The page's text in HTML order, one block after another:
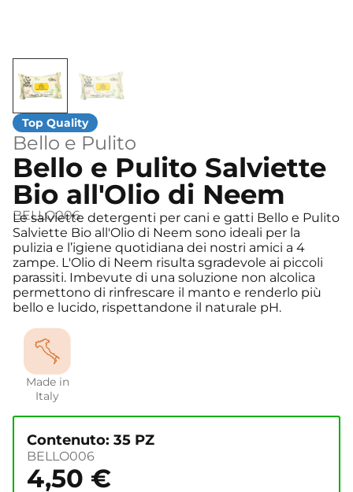
Bello e Pulito
Bello e Pulito Salviette
Bio all'Olio di Neem
BELLO006
Le salviette detergenti per cani e gatti Bello e Pulito
Salviette Bio all'Olio di Neem sono ideali per la
pulizia e l’igiene quotidiana dei nostri amici a 4
zampe. L'Olio di Neem risulta sgradevole ai piccoli
parassiti. Imbevute di una soluzione non alcolica
permettono di rinfrescare il manto e renderlo più
bello e lucido, rispettandone il naturale pH.
Made in
Italy
Contenuto: 35 PZ
BELLO006
4,50 €